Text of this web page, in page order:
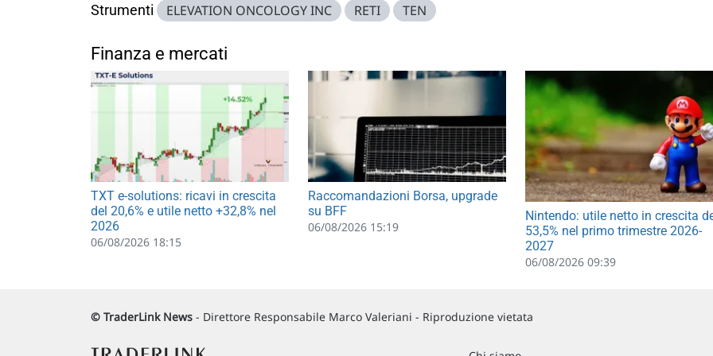
Strumenti ELEVATION ONCOLOGY INC RETI TEN
Finanza e mercati
TXT e-solutions: ricavi in crescita
del 20,6% e utile netto +32,8% nel
2026
06/08/2026 18:15
Raccomandazioni Borsa, upgrade
su BFF
06/08/2026 15:19
Nintendo: utile netto in crescita
53,5% nel primo trimestre 2026-
2027
06/08/2026 09:39
© TraderLink News - Direttore Responsabile Marco Valeriani - Riproduzione vietata